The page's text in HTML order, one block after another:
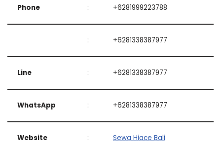
Phone : +6281999223788
: +6281338387977
Line : +6281338387977
WhatsApp : +6281338387977
Website : Sewa Hiace Bali